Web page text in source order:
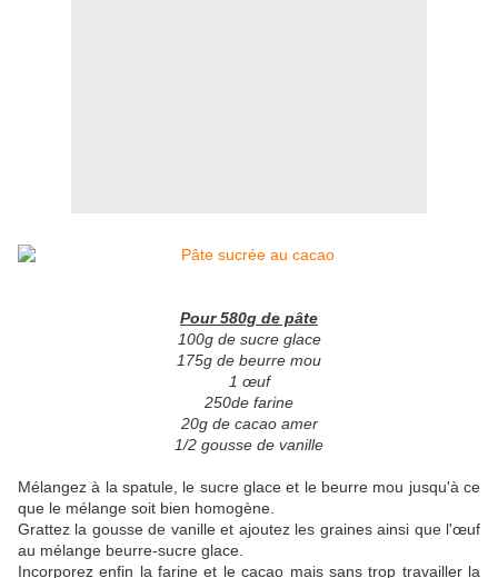
Pour 580g de pâte
100g de sucre glace
175g de beurre mou
1 œuf
250de farine
20g de cacao amer
1/2 gousse de vanille
Mélangez à la spatule, le sucre glace et le beurre mou jusqu'à ce
que le mélange soit bien homogène.
Grattez la gousse de vanille et ajoutez les graines ainsi que l'œuf
au mélange beurre-sucre glace.
Incorporez enfin la farine et le cacao mais sans trop travailler la